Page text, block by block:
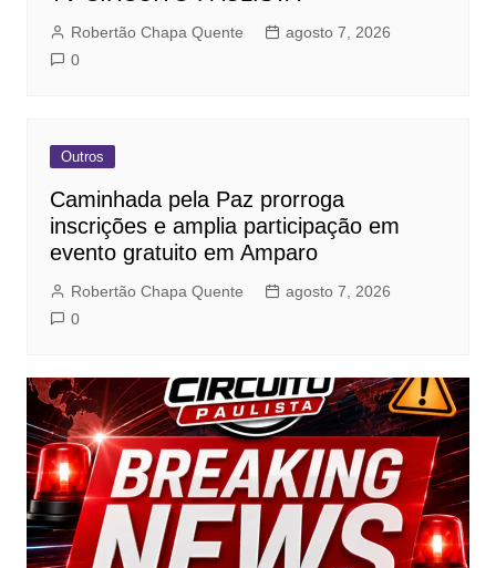
Robertão Chapa Quente
agosto 7, 2026
0
Outros
Caminhada pela Paz prorroga
inscrições e amplia participação em
evento gratuito em Amparo
Robertão Chapa Quente
agosto 7, 2026
0